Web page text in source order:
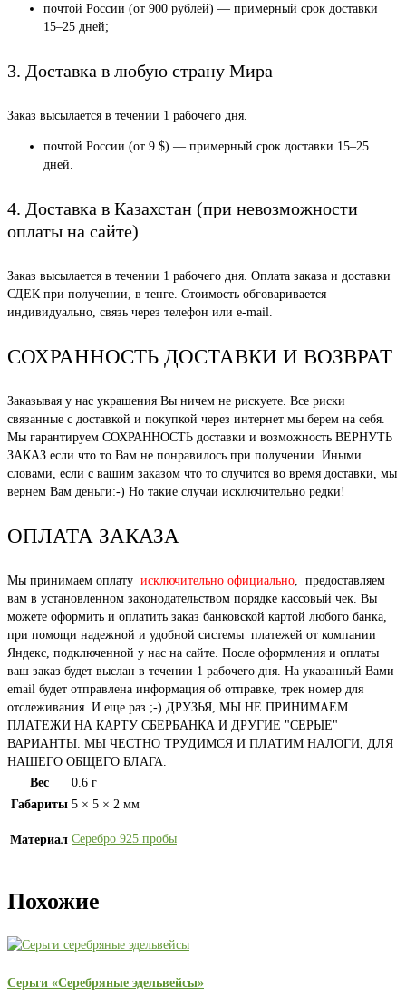
почтой России (от 900 рублей) — примерный срок доставки
15–25 дней;
3. Доставка в любую страну Мира
Заказ высылается в течении 1 рабочего дня.
почтой России (от 9 $) — примерный срок доставки 15–25
дней.
4. Доставка в Казахстан (при невозможности
оплаты на сайте)
Заказ высылается в течении 1 рабочего дня. Оплата заказа и доставки
СДЕК при получении, в тенге. Стоимость обговаривается
индивидуально, связь через телефон или e-mail.
СОХРАННОСТЬ ДОСТАВКИ И ВОЗВРАТ
Заказывая у нас украшения Вы ничем не рискуете. Все риски
связанные с доставкой и покупкой через интернет мы берем на себя.
Мы гарантируем СОХРАННОСТЬ доставки и возможность ВЕРНУТЬ
ЗАКАЗ если что то Вам не понравилось при получении. Иными
словами, если с вашим заказом что то случится во время доставки, мы
вернем Вам деньги:-) Но такие случаи исключительно редки!
ОПЛАТА ЗАКАЗА
Мы принимаем оплату исключительно официально, предоставляем
вам в установленном законодательством порядке кассовый чек. Вы
можете оформить и оплатить заказ банковской картой любого банка,
при помощи надежной и удобной системы платежей от компании
Яндекс, подключенной у нас на сайте. После оформления и оплаты
ваш заказ будет выслан в течении 1 рабочего дня. На указанный Вами
email будет отправлена информация об отправке, трек номер для
отслеживания. И еще раз ;-) ДРУЗЬЯ, МЫ НЕ ПРИНИМАЕМ
ПЛАТЕЖИ НА КАРТУ СБЕРБАНКА И ДРУГИЕ "СЕРЫЕ"
ВАРИАНТЫ. МЫ ЧЕСТНО ТРУДИМСЯ И ПЛАТИМ НАЛОГИ, ДЛЯ
НАШЕГО ОБЩЕГО БЛАГА.
Вес
0.6 г
Габариты 5 × 5 × 2 мм
Материал Серебро 925 пробы
Похожие
Серьги «Серебряные эдельвейсы»